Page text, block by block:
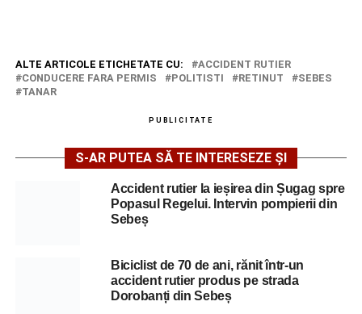
ALTE ARTICOLE ETICHETATE CU:
ACCIDENT RUTIER
CONDUCERE FARA PERMIS
POLITISTI RETINUT
SEBES
TANAR
PUBLICITATE
S-AR PUTEA SĂ TE INTERESEZE ȘI
Accident rutier la ieșirea din Șugag spre
Popasul Regelui. Intervin pompierii din
Sebeș
Biciclist de 70 de ani, rănit într-un
accident rutier produs pe strada
Dorobanți din Sebeș